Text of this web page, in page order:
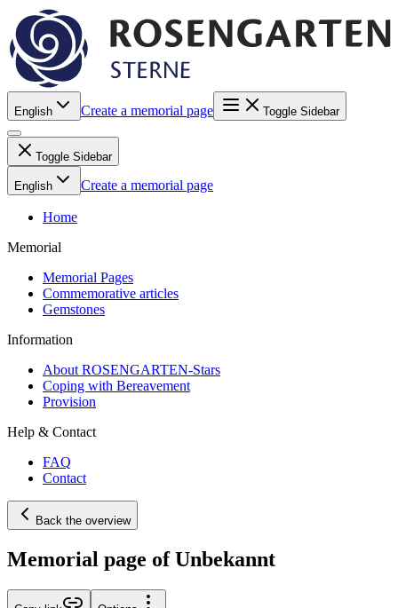
English Create a memorial page Toggle Sidebar
Toggle Sidebar
English Create a memorial page
Home
Memorial
Memorial Pages
Commemorative articles
Gemstones
Information
About ROSENGARTEN-Stars
Coping with Bereavement
Provision
Help & Contact
FAQ
Contact
Back the overview
Memorial page of Unbekannt